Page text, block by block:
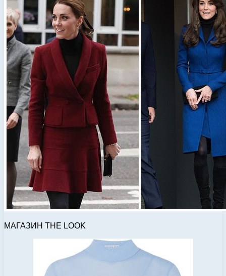
МАГАЗИН THE LOOK